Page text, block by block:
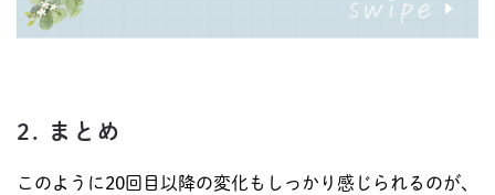
2. まとめ
このように20回目以降の変化もしっかり感じられるのが、